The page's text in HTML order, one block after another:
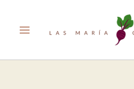
Electrónico*